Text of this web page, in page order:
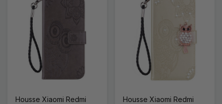
Housse Xiaomi Redmi
Housse Xiaomi Redmi